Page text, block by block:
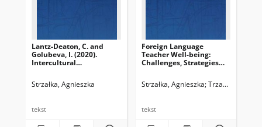
Lantz-Deaton, C. and
Golubeva, I. (2020).
Intercultural
A Global Guide for
Springer. ISBN 978‒3-
Strzałka, Agnieszka
tekst
Foreign Language
Teacher Well-being:
Challenges, Strategies
Strzałka, Agnieszka Trzaskowski,
tekst